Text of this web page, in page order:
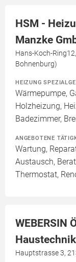
HSM -
Manzke
Hans-Koch-
Bohnenburg)
HEIZUNG
Wärmepumpe,
Holzheizung,
Badezimmer,
ANGEBOTENE
Wartung,
Austausch,
Thermostat,
WEBERSIN
Hauptstrasse 3,